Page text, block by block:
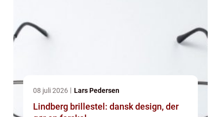
08 juli 2026 Lars Pedersen
Lindberg brillestel: dansk design, der